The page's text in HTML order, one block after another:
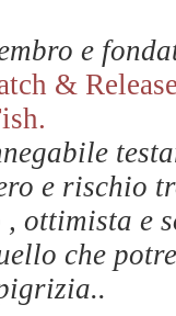
e
&
e rischio
, ottimista e
che